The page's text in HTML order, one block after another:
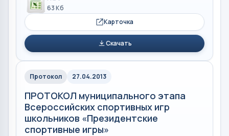
63 Кб
Карточка
Скачать
Протокол 27.04.2013
ПРОТОКОЛ муниципального этапа
Всероссийских спортивных игр
школьников «Президентские
спортивные игры»